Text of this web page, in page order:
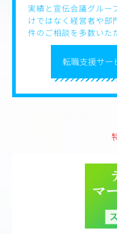
転職支援サー
実績と宣伝会議グルー
けではなく経営者や部
件のご相談を多数いた